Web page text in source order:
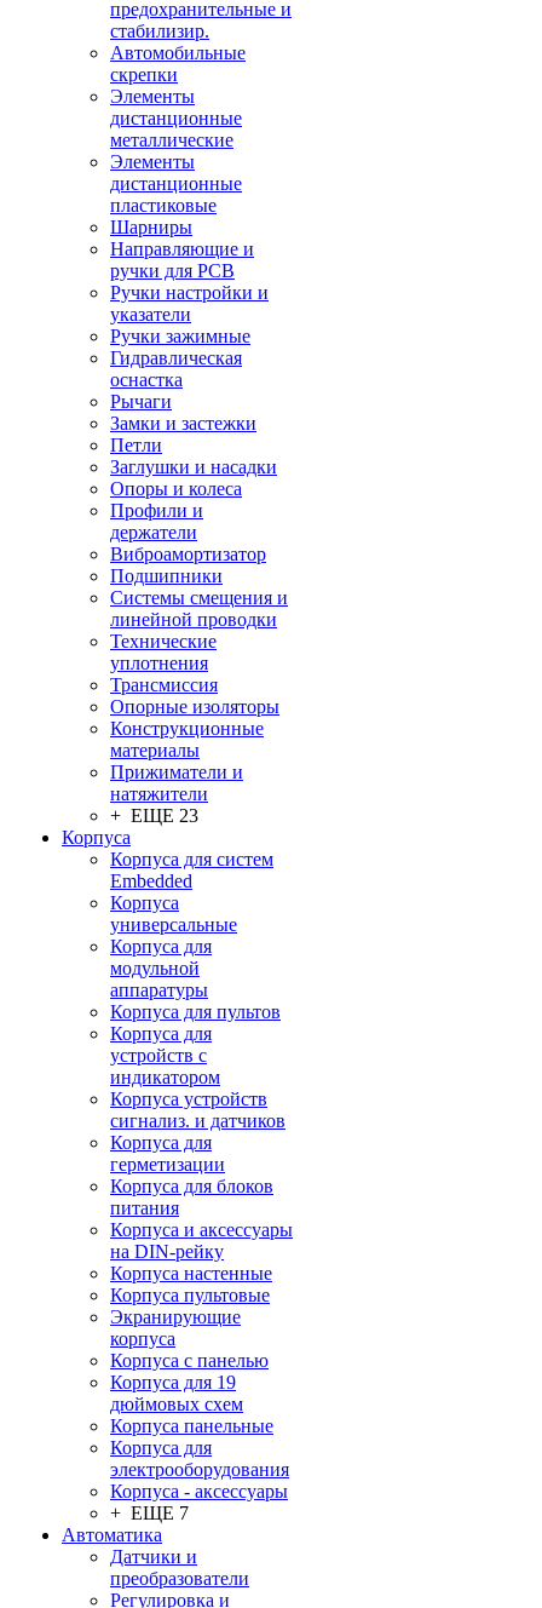
предохранительные и
стабилизир.
Автомобильные
скрепки
Элементы
дистанционные
металлические
Элементы
дистанционные
пластиковые
Шарниры
Направляющие и
ручки для PCB
Ручки настройки и
указатели
Ручки зажимные
Гидравлическая
оснастка
Рычаги
Замки и застежки
Петли
Заглушки и насадки
Опоры и колеса
Профили и
держатели
Виброамортизатор
Подшипники
Системы смещения и
линейной проводки
Технические
уплотнения
Трансмиссия
Опорные изоляторы
Конструкционные
материалы
Прижиматели и
натяжители
+ ЕЩЕ 23
Корпуса
Корпуса для систем
Embedded
Корпуса
универсальные
Корпуса для
модульной
аппаратуры
Корпуса для пультов
Корпуса для
устройств с
индикатором
Корпуса устройств
сигнализ. и датчиков
Корпуса для
герметизации
Корпуса для блоков
питания
Корпуса и аксессуары
на DIN-рейку
Корпуса настенные
Корпуса пультовые
Экранирующие
корпуса
Корпуса с панелью
Корпуса для 19
дюймовых схем
Корпуса панельные
Корпуса для
электрооборудования
Корпуса - аксессуары
+ ЕЩЕ 7
Автоматика
Датчики и
преобразователи
Регулировка и